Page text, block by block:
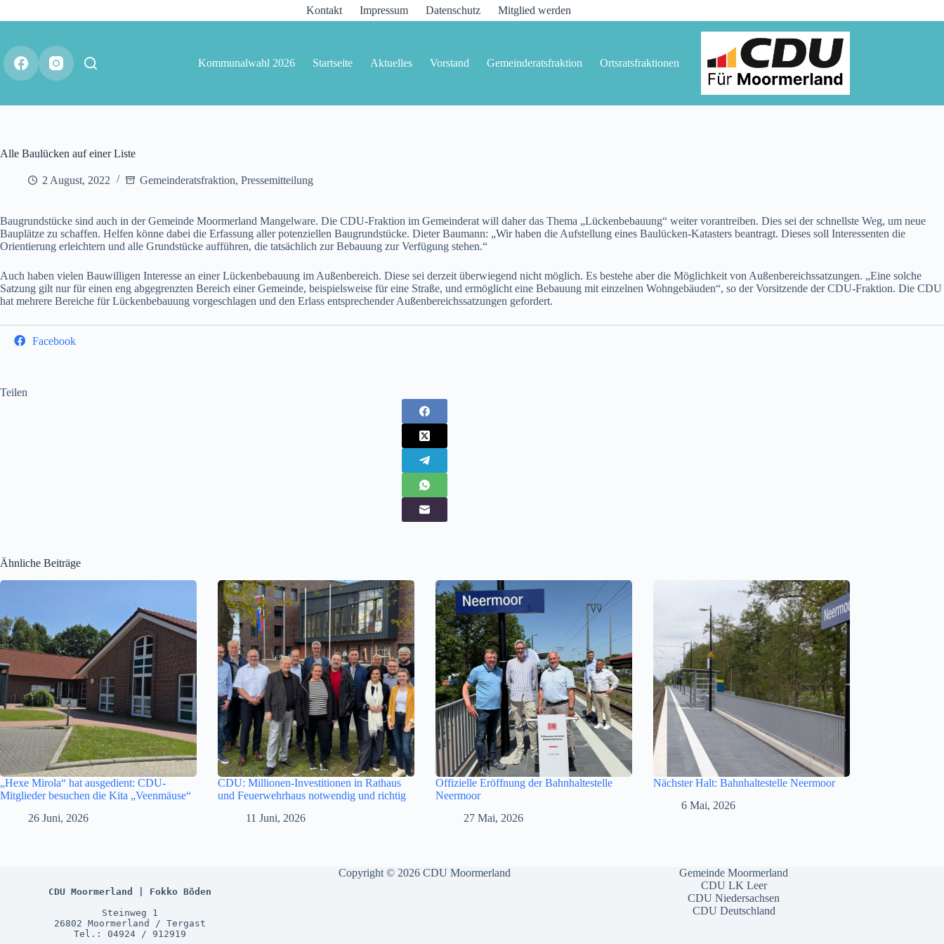
Kontakt Impressum Datenschutz Mitglied werden
Kommunalwahl 2026 Startseite Aktuelles Vorstand Gemeinderatsfraktion Ortsratsfraktionen
Alle Baulücken auf einer Liste
2 August, 2022 Gemeinderatsfraktion, Pressemitteilung
Baugrundstücke sind auch in der Gemeinde Moormerland Mangelware. Die CDU-Fraktion im Gemeinderat will daher das Thema „Lückenbebauung“ weiter vorantreiben. Dies sei der schnellste Weg, um neue
Bauplätze zu schaffen. Helfen könne dabei die Erfassung aller potenziellen Baugrundstücke. Dieter Baumann: „Wir haben die Aufstellung eines Baulücken-Katasters beantragt. Dieses soll Interessenten die
Orientierung erleichtern und alle Grundstücke aufführen, die tatsächlich zur Bebauung zur Verfügung stehen.“
Auch haben vielen Bauwilligen Interesse an einer Lückenbebauung im Außenbereich. Diese sei derzeit überwiegend nicht möglich. Es bestehe aber die Möglichkeit von Außenbereichssatzungen. „Eine solche
Satzung gilt nur für einen eng abgegrenzten Bereich einer Gemeinde, beispielsweise für eine Straße, und ermöglicht eine Bebauung mit einzelnen Wohngebäuden“, so der Vorsitzende der CDU-Fraktion. Die CDU
hat mehrere Bereiche für Lückenbebauung vorgeschlagen und den Erlass entsprechender Außenbereichssatzungen gefordert.
Facebook
Teilen
Ähnliche Beiträge
„Hexe Mirola“ hat ausgedient: CDU-
Mitglieder besuchen die Kita „Veenmäuse“
26 Juni, 2026
CDU: Millionen-Investitionen in Rathaus
und Feuerwehrhaus notwendig und richtig
11 Juni, 2026
Offizielle Eröffnung der Bahnhaltestelle
Neermoor
27 Mai, 2026
Nächster Halt: Bahnhaltestelle Neermoor
6 Mai, 2026
CDU Moormerland | Fokko Böden
Steinweg 1
26802 Moormerland / Tergast
Tel.: 04924 / 912919
Copyright © 2026 CDU Moormerland
Gemeinde Moormerland
CDU LK Leer
CDU Niedersachsen
CDU Deutschland